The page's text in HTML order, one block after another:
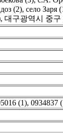
(2), село Заря
, 대구광역시 중구
(1), 0934837